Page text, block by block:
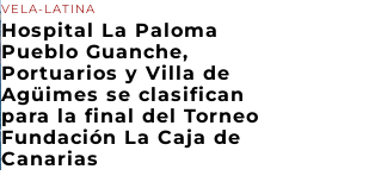
VELA-LATINA
Hospital La Paloma
Pueblo Guanche,
Portuarios y Villa de
Agüimes se clasifican
para la final del Torneo
Fundación La Caja de
Canarias